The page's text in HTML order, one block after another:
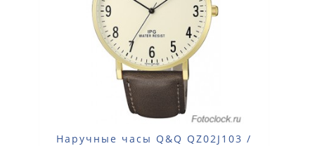
Наручные часы Q&Q QZ02J103 /